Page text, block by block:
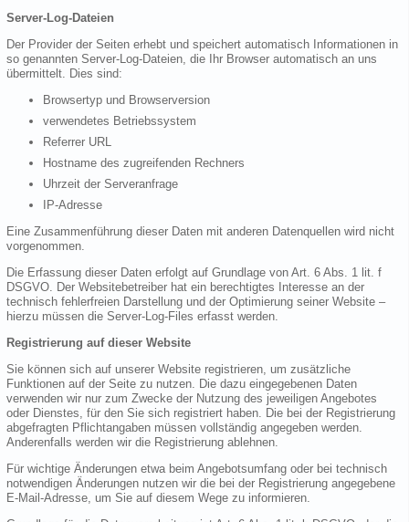
Server-Log-Dateien
Der Provider der Seiten erhebt und speichert automatisch Informationen in
so genannten Server-Log-Dateien, die Ihr Browser automatisch an uns
übermittelt. Dies sind:
Browsertyp und Browserversion
verwendetes Betriebssystem
Referrer URL
Hostname des zugreifenden Rechners
Uhrzeit der Serveranfrage
IP-Adresse
Eine Zusammenführung dieser Daten mit anderen Datenquellen wird nicht
vorgenommen.
Die Erfassung dieser Daten erfolgt auf Grundlage von Art. 6 Abs. 1 lit. f
DSGVO. Der Websitebetreiber hat ein berechtigtes Interesse an der
technisch fehlerfreien Darstellung und der Optimierung seiner Website –
hierzu müssen die Server-Log-Files erfasst werden.
Registrierung auf dieser Website
Sie können sich auf unserer Website registrieren, um zusätzliche
Funktionen auf der Seite zu nutzen. Die dazu eingegebenen Daten
verwenden wir nur zum Zwecke der Nutzung des jeweiligen Angebotes
oder Dienstes, für den Sie sich registriert haben. Die bei der Registrierung
abgefragten Pflichtangaben müssen vollständig angegeben werden.
Anderenfalls werden wir die Registrierung ablehnen.
Für wichtige Änderungen etwa beim Angebotsumfang oder bei technisch
notwendigen Änderungen nutzen wir die bei der Registrierung angegebene
E-Mail-Adresse, um Sie auf diesem Wege zu informieren.